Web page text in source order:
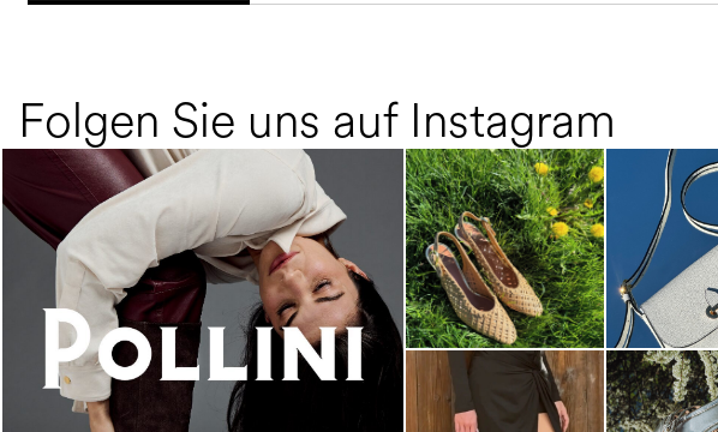
Folgen Sie uns auf Instagram
An ode to the house’s vibrant Italian roots, the
new...